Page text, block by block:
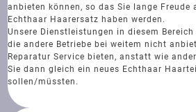
anbieten können, so das Sie lange Freude
Echthaar Haarersatz haben werden.
Unsere Dienstleistungen in diesem
die andere Betriebe bei weitem nicht
Reparatur Service bieten, anstatt wie
Sie dann gleich ein neues Echthaar
sollen/müssten.